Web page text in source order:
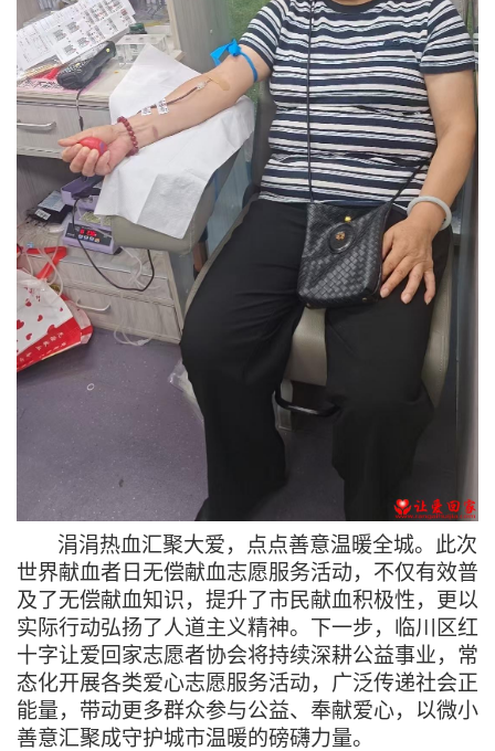
涓涓热血汇聚大爱，点点善意温暖全城。此次
世界献血者日无偿献血志愿服务活动，不仅有效普
及了无偿献血知识，提升了市民献血积极性，更以
实际行动弘扬了人道主义精神。下一步，临川区红
十字让爱回家志愿者协会将持续深耕公益事业，常
态化开展各类爱心志愿服务活动，广泛传递社会正
能量，带动更多群众参与公益、奉献爱心，以微小
善意汇聚成守护城市温暖的磅礴力量。